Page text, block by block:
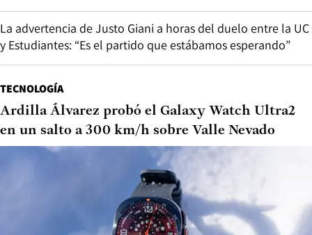
La advertencia de Justo Giani a horas del duelo entre la UC
y Estudiantes: “Es el partido que estábamos esperando”
TECNOLOGÍA
Ardilla Álvarez probó el Galaxy Watch Ultra2
en un salto a 300 km/h sobre Valle Nevado